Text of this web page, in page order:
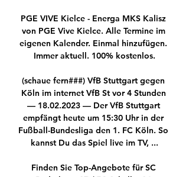
PGE VIVE Kielce - Energa MKS Kalisz
von PGE Vive Kielce. Alle Termine im
eigenen Kalender. Einmal hinzufügen.
Immer aktuell. 100% kostenlos.
(schaue fern###) VfB Stuttgart gegen
Köln im internet VfB St vor 4 Stunden
— 18.02.2023 — Der VfB Stuttgart
empfängt heute um 15:30 Uhr in der
Fußball-Bundesliga den 1. FC Köln. So
kannst Du das Spiel live im TV, ...
Finden Sie Top-Angebote für SC